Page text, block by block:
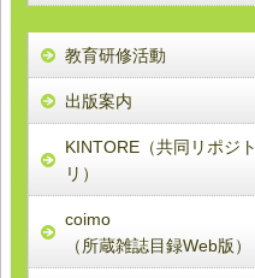
教育研修活動
出版案内
KINTORE（共同リポジト
リ）
coimo
（所蔵雑誌目録Web版）